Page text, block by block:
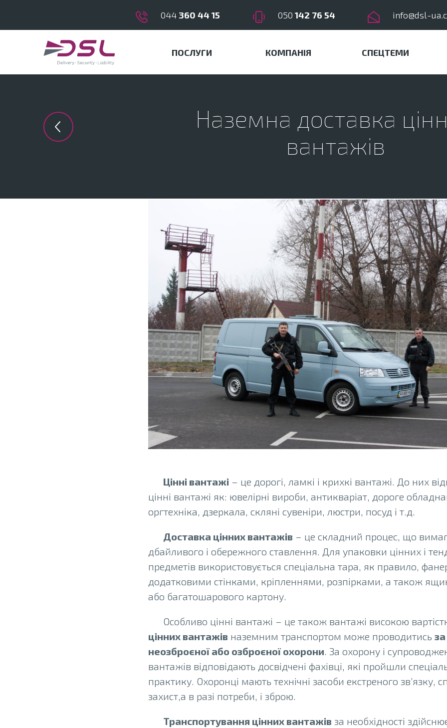
044 360 44 15 050 142 76 54 info@dsl-
ПОСЛУГИ КОМПАНІЯ СПЕЦТЕМИ
Наземна доставка
вантажів
Цінні вантажі – це дорогі, ламкі і крихкі вантажі. До них
цінні вантажі як: ювелірні вироби, антикваріат, дороге
оргтехніка, дзеркала, скляні сувеніри, люстри, посуд і т.д.
Доставка цінних вантажів – це складний процес, що
дбайливого і обережного ставлення. Для упаковки цінних і
предметів використовується спеціальна тара, як правило,
додатковими стінками, кріпленнями, розпірками, а також
або багатошарового картону.
Особливо цінні вантажі – це також вантажі високою
цінних вантажів наземним транспортом може проводитись
неозброєної або озброєної охорони. За охорону і
вантажів відповідають досвідчені фахівці, які пройшли
практику. Охоронці мають технічні засоби екстреного зв’язку,
захист,а в разі потреби, і зброю.
Транспортування цінних вантажів за необхідності